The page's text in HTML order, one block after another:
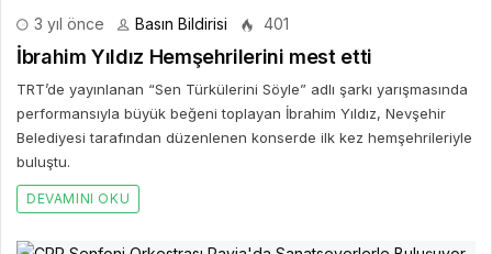
3 yıl önce Basın Bildirisi 401
İbrahim Yıldız Hemşehrilerini mest etti
TRT’de yayınlanan “Sen Türkülerini Söyle” adlı şarkı yarışmasında
performansıyla büyük beğeni toplayan İbrahim Yıldız, Nevşehir
Belediyesi tarafından düzenlenen konserde ilk kez hemşehrileriyle
buluştu.
DEVAMINI OKU